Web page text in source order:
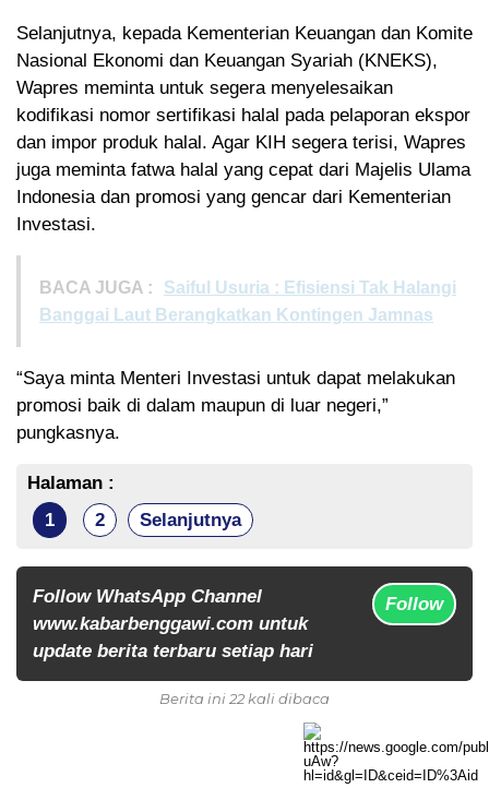
Selanjutnya, kepada Kementerian Keuangan dan Komite
Nasional Ekonomi dan Keuangan Syariah (KNEKS),
Wapres meminta untuk segera menyelesaikan
kodifikasi nomor sertifikasi halal pada pelaporan ekspor
dan impor produk halal. Agar KIH segera terisi, Wapres
juga meminta fatwa halal yang cepat dari Majelis Ulama
Indonesia dan promosi yang gencar dari Kementerian
Investasi.
BACA JUGA :
Saiful Usuria : Efisiensi Tak Halangi
Banggai Laut Berangkatkan Kontingen Jamnas
“Saya minta Menteri Investasi untuk dapat melakukan
promosi baik di dalam maupun di luar negeri,”
pungkasnya.
Halaman :
1
2 Selanjutnya
Follow WhatsApp Channel
www.kabarbenggawi.com untuk
update berita terbaru setiap hari
Follow
Berita ini 22 kali dibaca